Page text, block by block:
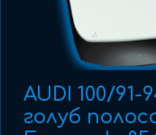
AUDI 100/
голуб